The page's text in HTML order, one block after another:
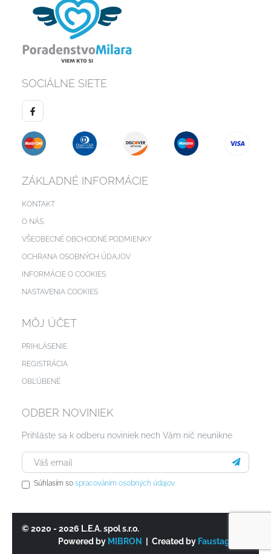
SOCIÁLNE SIETE
ZÁKLADNÉ INFORMÁCIE
KONTAKT
O NÁS
VŠEOBECNÉ OBCHODNÉ PODMIENKY
OCHRANA OSOBNÝCH ÚDAJOV
INFORMÁCIE O COOKIES
NASTAVENIA COOKIES
MÔJ ÚČET
PRIHLÁSENIE
REGISTRÁCIA
OBĽÚBENÉ
ODBER NOVINIEK
Prihláste sa k odberu noviniek nech Vám nič neunikne
Súhlasím so spracováním osobných údajov
© 2020 - 2026 L.E.A. spol s.r.o.
Powered by MIBRON | Created by Faustagency